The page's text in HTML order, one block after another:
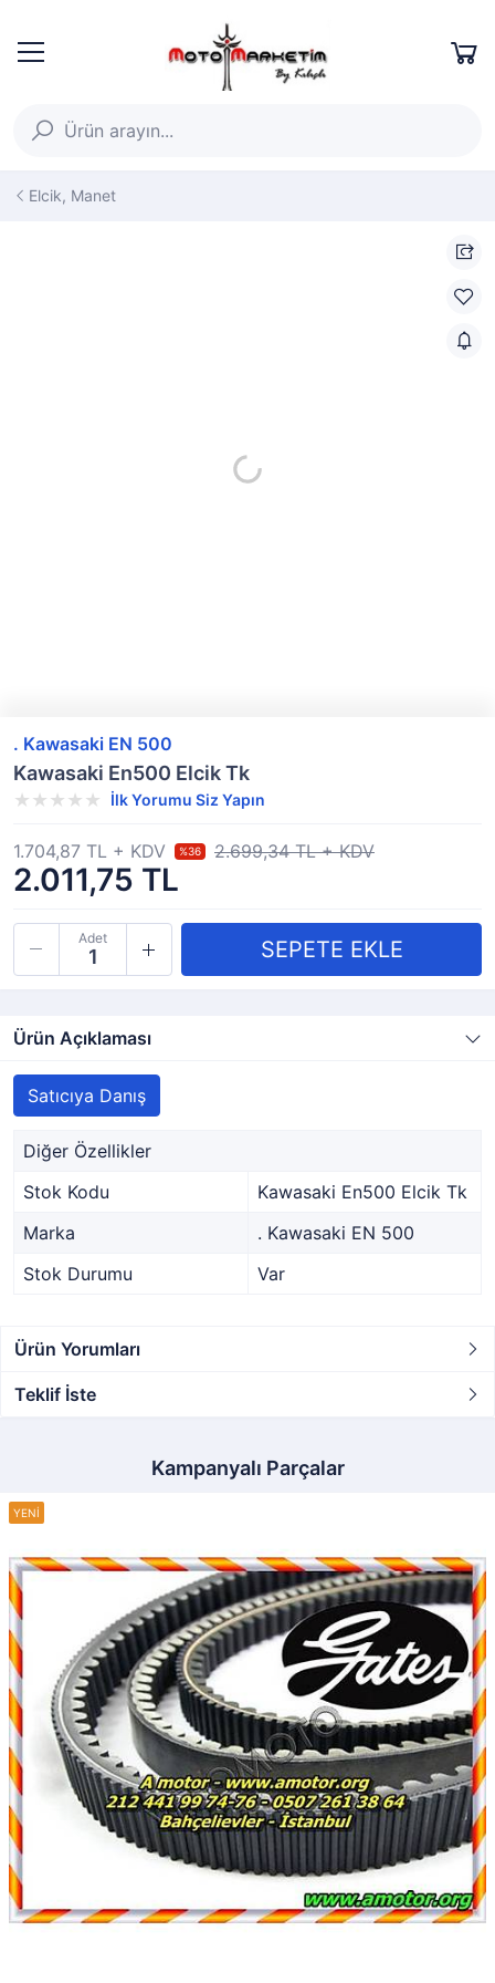
Elcik, Manet
. Kawasaki EN 500
Kawasaki En500 Elcik Tk
İlk Yorumu Siz Yapın
2.011,75 TL
1.704,87 TL + KDV %36 2.699,34 TL + KDV
Adet
Ürün Açıklaması
Satıcıya Danış
Diğer Özellikler
Stok Kodu
Kawasaki En500 Elcik Tk
Marka
. Kawasaki EN 500
Stok Durumu
Var
Ürün Yorumları
Teklif İste
Kampanyalı Parçalar